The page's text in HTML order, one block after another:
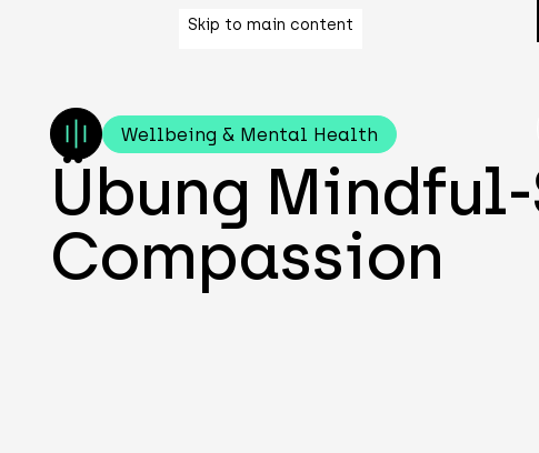
Skip to main content
Wellbeing & Mental Health
Übung
Compassion